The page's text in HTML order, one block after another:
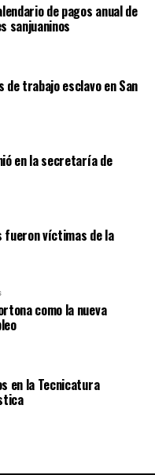
de pagos anual de
sanjuaninos
trabajo esclavo en San
en la secretaría de
fueron víctimas de la
como la nueva
en la Tecnicatura